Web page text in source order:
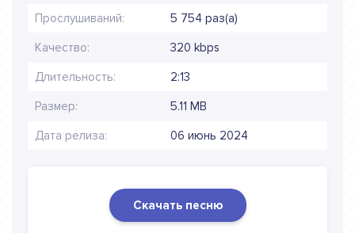
Прослушиваний: 5 754 раз(а)
Качество: 320 kbps
Длительность: 2:13
Размер: 5.11 MB
Дата релиза: 06 июнь 2024
Скачать песню